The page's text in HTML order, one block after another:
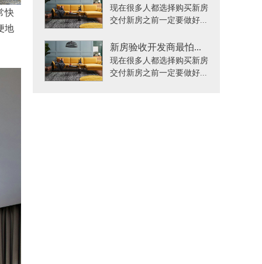
快
地
现在很多人都选择购买新房
交付新房之前一定要做好...
新房验收开发商最怕...
现在很多人都选择购买新房
交付新房之前一定要做好...